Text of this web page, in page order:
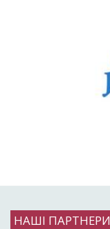
НАШІ ПАРТНЕРИ